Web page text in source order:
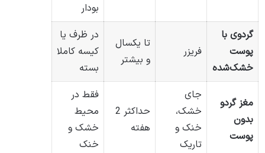
بودار
گردوی با
پوست
خشک‌شده
فریزر
تا یکسال
و بیشتر
در ظرف یا
کیسه کاملا
بسته
مغز گردو
بدون
پوست
جای
خشک،
خنک و
تاریک
حداکثر 2
هفته
فقط در
محیط
خشک و
خنک